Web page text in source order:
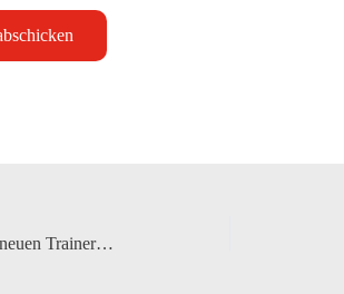
EN Baskets – Interview mit dem neuen Trainer Tofer Speier